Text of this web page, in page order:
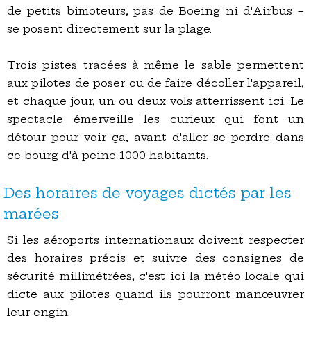
de petits bimoteurs, pas de Boeing ni d'Airbus –
se posent directement sur la plage.
Trois pistes tracées à même le sable permettent
aux pilotes de poser ou de faire décoller l'appareil,
et chaque jour, un ou deux vols atterrissent ici. Le
spectacle émerveille les curieux qui font un
détour pour voir ça, avant d'aller se perdre dans
ce bourg d'à peine 1000 habitants.
Des horaires de voyages dictés par les
marées
Si les aéroports internationaux doivent respecter
des horaires précis et suivre des consignes de
sécurité millimétrées, c'est ici la météo locale qui
dicte aux pilotes quand ils pourront manœuvrer
leur engin.